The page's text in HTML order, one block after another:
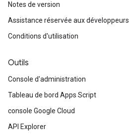
Notes de version
Assistance réservée aux développeurs
Conditions d'utilisation
Outils
Console d'administration
Tableau de bord Apps Script
console Google Cloud
API Explorer